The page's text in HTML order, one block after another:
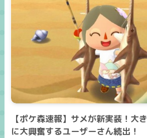
【ポケ森速報】サメが新実装！大
に大興奮するユーザーさん続出！